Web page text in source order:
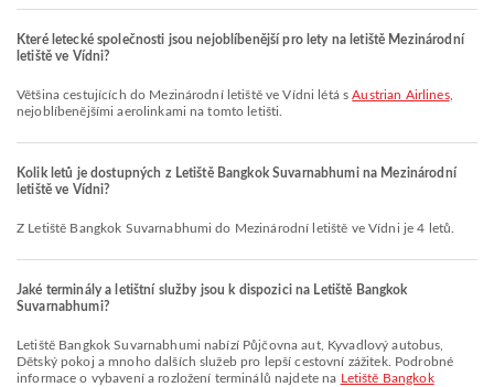
Které letecké společnosti jsou nejoblíbenější pro lety na letiště Mezinárodní
letiště ve Vídni?
Většina cestujících do Mezinárodní letiště ve Vídni létá sAustrian Airlines,
nejoblíbenějšími aerolinkami na tomto letišti.
Kolik letů je dostupných z Letiště Bangkok Suvarnabhumi na Mezinárodní
letiště ve Vídni?
Z Letiště Bangkok Suvarnabhumi do Mezinárodní letiště ve Vídni je 4 letů.
Jaké terminály a letištní služby jsou k dispozici na Letiště Bangkok
Suvarnabhumi?
Letiště Bangkok Suvarnabhumi nabízí Půjčovna aut, Kyvadlový autobus,
Dětský pokoj a mnoho dalších služeb pro lepší cestovní zážitek. Podrobné
informace o vybavení a rozložení terminálů najdete na Letiště Bangkok